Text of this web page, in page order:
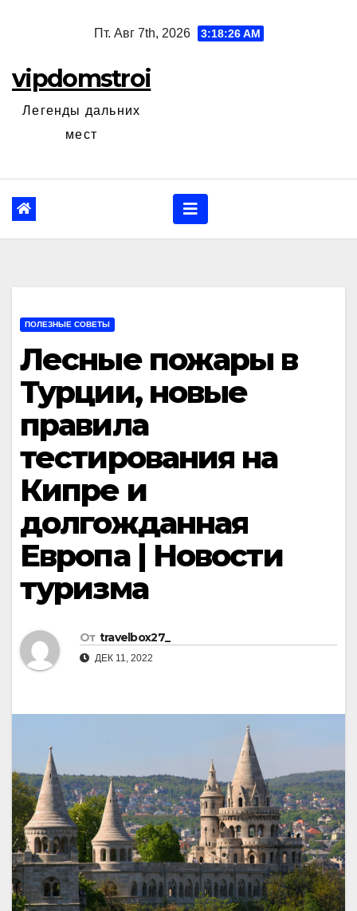
Пт. Авг 7th, 2026 3:18:28 AM
vipdomstroi
Легенды дальних
мест
ПОЛЕЗНЫЕ СОВЕТЫ
Лесные пожары в
Турции, новые
правила
тестирования на
Кипре и
долгожданная
Европа | Новости
туризма
От travelbox27_
ДЕК 11, 2022